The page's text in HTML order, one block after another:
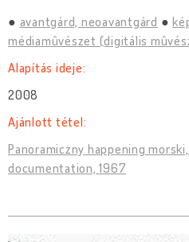
avantgárd, neoavantgárd
médiamûvészet (digitális
Alapítás ideje:
2008
Ajánlott tétel:
Panoramiczny happening
documentation, 1967